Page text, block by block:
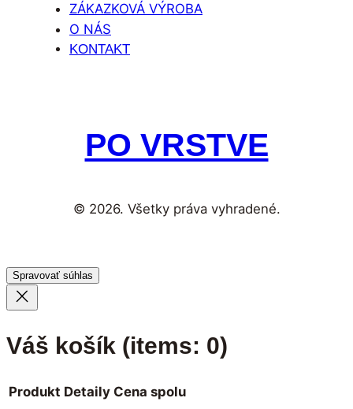
ZÁKAZKOVÁ VÝROBA
O NÁS
KONTAKT
PO VRSTVE
© 2026. Všetky práva vyhradené.
Spravovať súhlas
Váš košík (items: 0)
Produkt Detaily Cena spolu